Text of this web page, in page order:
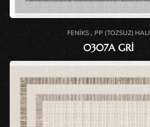
FENIKS , PP (TOZSUZ) HALI
0307A GRİ